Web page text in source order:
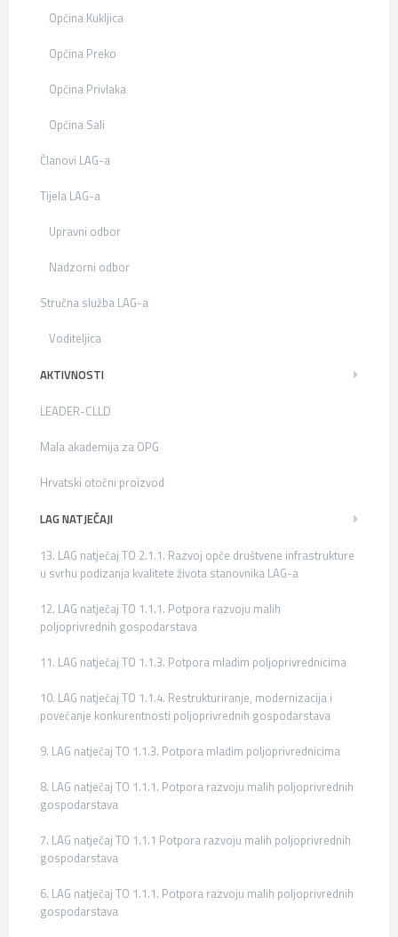
Općina Kukljica
Općina Preko
Općina Privlaka
Općina Sali
Članovi LAG-a
Tijela LAG-a
Upravni odbor
Nadzorni odbor
Stručna služba LAG-a
Voditeljica
AKTIVNOSTI
LEADER-CLLD
Mala akademija za OPG
Hrvatski otočni proizvod
LAG NATJEČAJI
13. LAG natječaj TO 2.1.1. Razvoj opće društvene infrastrukture
u svrhu podizanja kvalitete života stanovnika LAG-a
12. LAG natječaj TO 1.1.1. Potpora razvoju malih
poljoprivrednih gospodarstava
11. LAG natječaj TO 1.1.3. Potpora mladim poljoprivrednicima
10. LAG natječaj TO 1.1.4. Restrukturiranje, modernizacija i
povećanje konkurentnosti poljoprivrednih gospodarstava
9. LAG natječaj TO 1.1.3. Potpora mladim poljoprivrednicima
8. LAG natječaj TO 1.1.1. Potpora razvoju malih poljoprivrednih
gospodarstava
7. LAG natječaj TO 1.1.1 Potpora razvoju malih poljoprivrednih
gospodarstava
6. LAG natječaj TO 1.1.1. Potpora razvoju malih poljoprivrednih
gospodarstava